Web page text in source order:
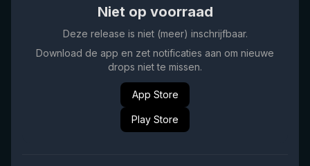
Niet op voorraad
Deze release is niet (meer) inschrijfbaar.
Download de app en zet notificaties aan om nieuwe
drops niet te missen.
App Store
Play Store